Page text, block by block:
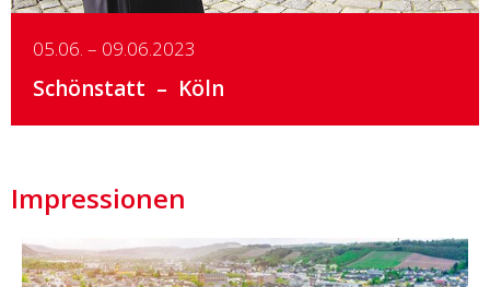
05.06. – 09.06.2023
Schönstatt Köln
Impressionen